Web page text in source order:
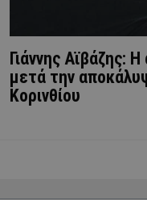
Γιάννης Αϊβάζης:
μετά την
Κορινθίου